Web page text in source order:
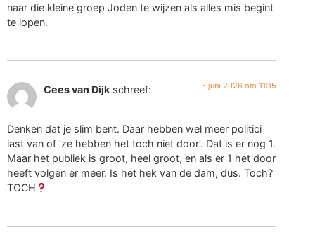
naar die kleine groep Joden te wijzen als alles mis begint
te lopen.
Cees van Dijk schreef: 3 juni 2026 om 11:15
Denken dat je slim bent. Daar hebben wel meer politici
last van of ‘ze hebben het toch niet door’. Dat is er nog 1.
Maar het publiek is groot, heel groot, en als er 1 het door
heeft volgen er meer. Is het hek van de dam, dus. Toch?
TOCH